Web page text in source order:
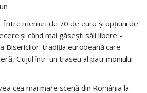
Între meniuri de 70 de euro și opțiuni de
și când mai găsești săli libere -
Bisericilor: tradiția europeană care
Clujul într-un traseu al patrimoniului
cea mai mare scenă din România la